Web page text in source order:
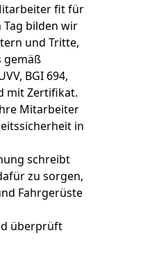
fit für
Tag bilden wir
und Tritte,
gemäß
BGI 694,
mit Zertifikat.
Mitarbeiter
in
schreibt
zu sorgen,
Fahrgerüste
überprüft